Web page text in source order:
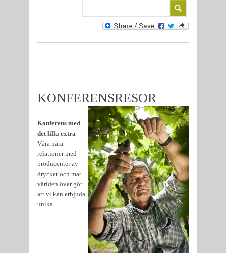
KONFERENSRESOR
Konferens med
det lilla extra
Våra nära
relationer med
producenter av
drycker och mat
världen över gör
att vi kan erbjuda
unika